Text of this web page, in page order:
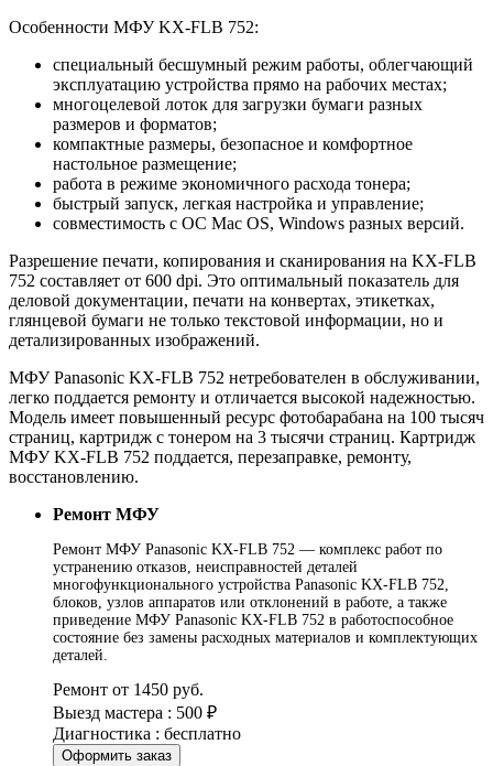
Особенности МФУ KX-FLB 752:
специальный бесшумный режим работы, облегчающий
эксплуатацию устройства прямо на рабочих местах;
многоцелевой лоток для загрузки бумаги разных
размеров и форматов;
компактные размеры, безопасное и комфортное
настольное размещение;
работа в режиме экономичного расхода тонера;
быстрый запуск, легкая настройка и управление;
совместимость с ОС Mac OS, Windows разных версий.
Разрешение печати, копирования и сканирования на KX-FLB
752 составляет от 600 dpi. Это оптимальный показатель для
деловой документации, печати на конвертах, этикетках,
глянцевой бумаги не только текстовой информации, но и
детализированных изображений.
МФУ Panasonic KX-FLB 752 нетребователен в обслуживании,
легко поддается ремонту и отличается высокой надежностью.
Модель имеет повышенный ресурс фотобарабана на 100 тысяч
страниц, картридж с тонером на 3 тысячи страниц. Картридж
МФУ KX-FLB 752 поддается, перезаправке, ремонту,
восстановлению.
Ремонт МФУ
Ремонт МФУ Panasonic KX-FLB 752 — комплекс работ по
устранению отказов, неисправностей деталей
многофункционального устройства Panasonic KX-FLB 752,
блоков, узлов аппаратов или отклонений в работе, а также
приведение МФУ Panasonic KX-FLB 752 в работоспособное
состояние без замены расходных материалов и комплектующих
деталей.
Ремонт от 1450 руб.
Выезд мастера : 500 ₽
Диагностика : бесплатно
Оформить заказ